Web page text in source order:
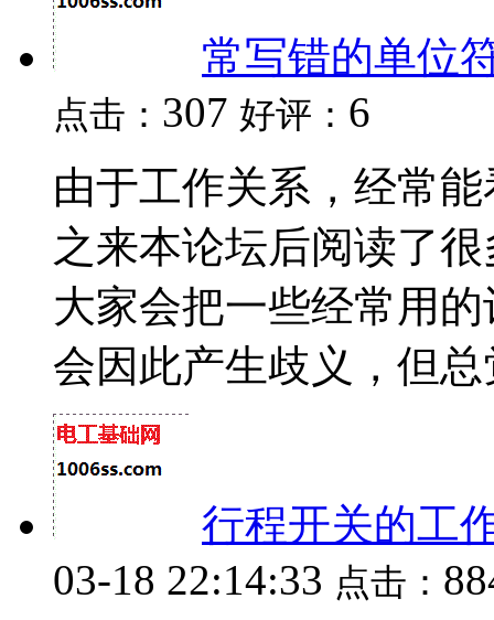
常写错的单位
点击： 307 好评： 6
由于工作关系，经常
之来本论坛后阅读了
大家会把一些经常用
会因此产生歧义，但总
行程开关的工
03-18 22:14:33 点击：